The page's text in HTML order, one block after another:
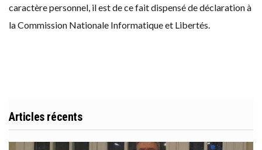
caractère personnel, il est de ce fait dispensé de déclaration à
la Commission Nationale Informatique et Libertés.
Articles récents